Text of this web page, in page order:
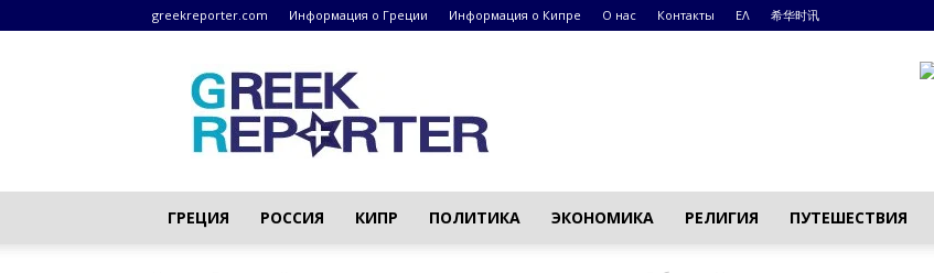
greekreporter.com Информация о Греции Информация о Кипре О нас Контакты ΕΛ 希华时讯
Греческие
новости
–
greekreporter.com
ГРЕЦИЯ РОССИЯ КИПР ПОЛИТИКА ЭКОНОМИКА РЕЛИГИЯ ПУТЕШЕСТВИЯ